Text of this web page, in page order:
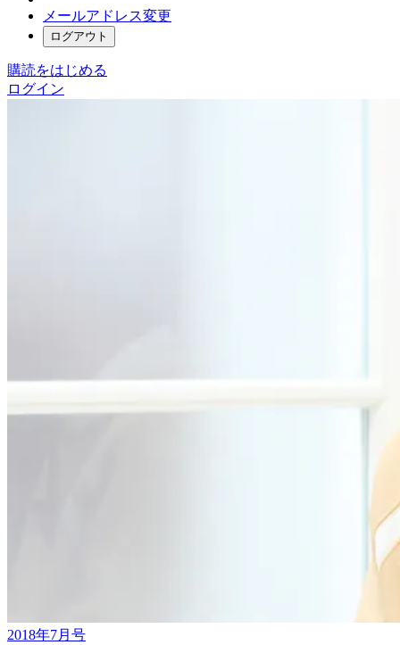
メールアドレス変更
ログアウト
購読をはじめる
ログイン
2018年7月号